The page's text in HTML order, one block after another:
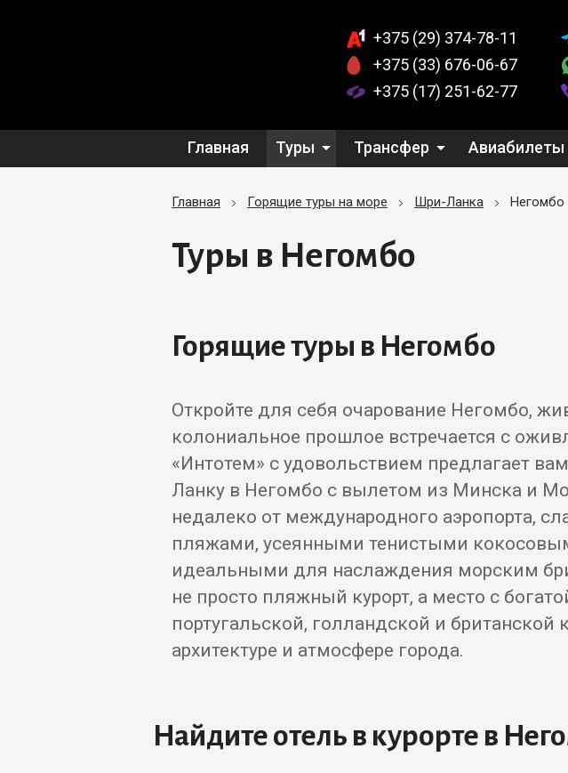
+375 (29) 374-78-11
+375 (33) 676-06-67
+375 (17) 251-62-77
Главная Туры Трансфер Авиабилеты
Главная Горящие туры на море Шри-Ланка Негомбо
Туры в Негомбо
Горящие туры в Негомбо
Откройте для себя очарование Негомбо,
колониальное прошлое встречается с
«Интотем» с удовольствием предлагает
Ланку в Негомбо с вылетом из Минска и
недалеко от международного аэропорта,
пляжами, усеянными тенистыми
идеальными для наслаждения морским
не просто пляжный курорт, а место с
португальской, голландской и
архитектуре и атмосфере города.
Найдите отель в курорте в